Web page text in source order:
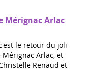
organisait avec
le colloque "Dons
graves et
Mérignac Arlac
le retour du joli
Mérignac Arlac, et
Renaud et